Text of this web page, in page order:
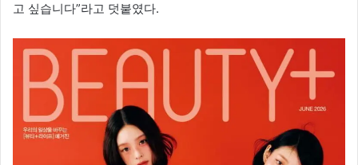
고 싶습니다”라고 덧붙였다.